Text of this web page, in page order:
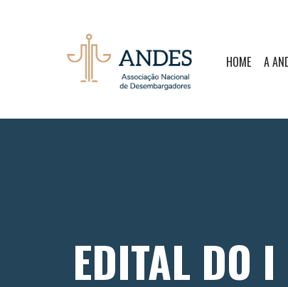
HOME A
EDITAL DO